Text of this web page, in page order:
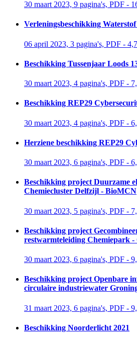
30 maart 2023, 9 pagina's, PDF -
Verleningsbeschikking
06 april 2023, 3 pagina's, PDF -
Beschikking Tussenjaar Loods
30 maart 2023, 4 pagina's, PDF -
Beschikking REP29
30 maart 2023, 4 pagina's, PDF -
Herziene beschikking REP29
30 maart 2023, 6 pagina's, PDF -
Beschikking project Duurzame
Chemiecluster Delfzijl - BioMCN
30 maart 2023, 5 pagina's, PDF -
Beschikking project
restwarmteleiding Chemiepark -
30 maart 2023, 6 pagina's, PDF -
Beschikking project Openbare
circulaire industriewater
31 maart 2023, 6 pagina's, PDF -
Beschikking Noorderlicht 2021